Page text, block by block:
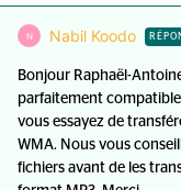
N Nabil Koodo
Bonjour Raphaël-
parfaitement
vous essayez de
WMA. Nous vous
fichiers avant de les